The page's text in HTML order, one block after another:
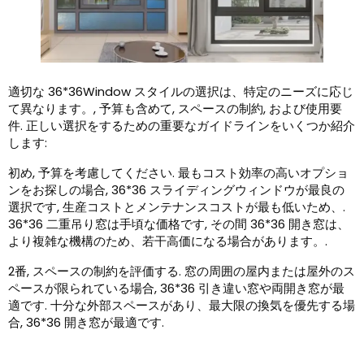
適切な 36*36Window スタイルの選択は、特定のニーズに応じ
て異なります。, 予算も含めて, スペースの制約, および使用要
件. 正しい選択をするための重要なガイドラインをいくつか紹介
します:
初め, 予算を考慮してください. 最もコスト効率の高いオプショ
ンをお探しの場合, 36*36 スライディングウィンドウが最良の
選択です, 生産コストとメンテナンスコストが最も低いため、.
36*36 二重吊り窓は手頃な価格です, その間 36*36 開き窓は、
より複雑な機構のため、若干高価になる場合があります。.
2番, スペースの制約を評価する. 窓の周囲の屋内または屋外のス
ペースが限られている場合, 36*36 引き違い窓や両開き窓が最
適です. 十分な外部スペースがあり、最大限の換気を優先する場
合, 36*36 開き窓が最適です.